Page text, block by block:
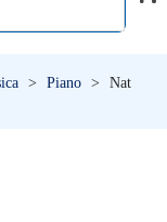
> Piano >
Nat